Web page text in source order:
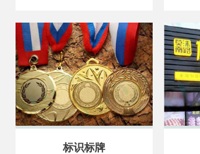
标识标牌